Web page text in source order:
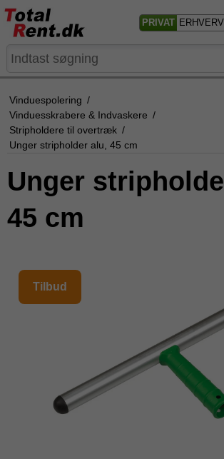
PRIVAT ERHVERV
Vinduespolering /
Vinduesskrabere & Indvaskere /
Stripholdere til overtræk /
Unger stripholder alu, 45 cm
Unger
45 cm
Tilbud